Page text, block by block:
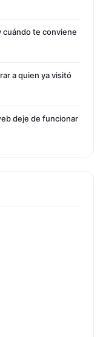
cuándo te conviene
a quien ya visitó
deje de funcionar